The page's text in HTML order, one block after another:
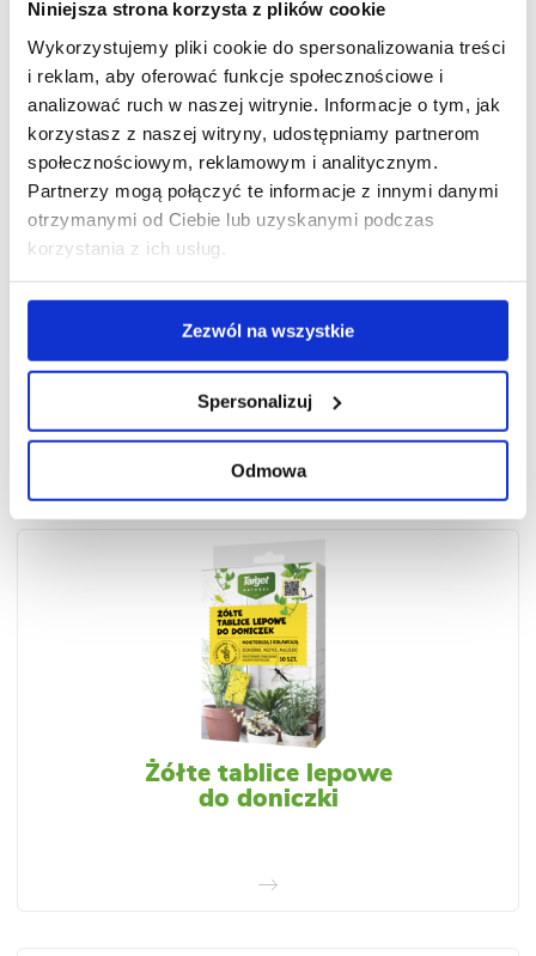
Niniejsza strona korzysta z plików cookie
Wykorzystujemy pliki cookie do spersonalizowania treści
i reklam, aby oferować funkcje społecznościowe i
analizować ruch w naszej witrynie. Informacje o tym, jak
korzystasz z naszej witryny, udostępniamy partnerom
społecznościowym, reklamowym i analitycznym.
Partnerzy mogą połączyć te informacje z innymi danymi
otrzymanymi od Ciebie lub uzyskanymi podczas
korzystania z ich usług.
Zezwól na wszystkie
Spersonalizuj
Odmowa
Karate Spray®
Żółte tablice lepowe
do doniczki